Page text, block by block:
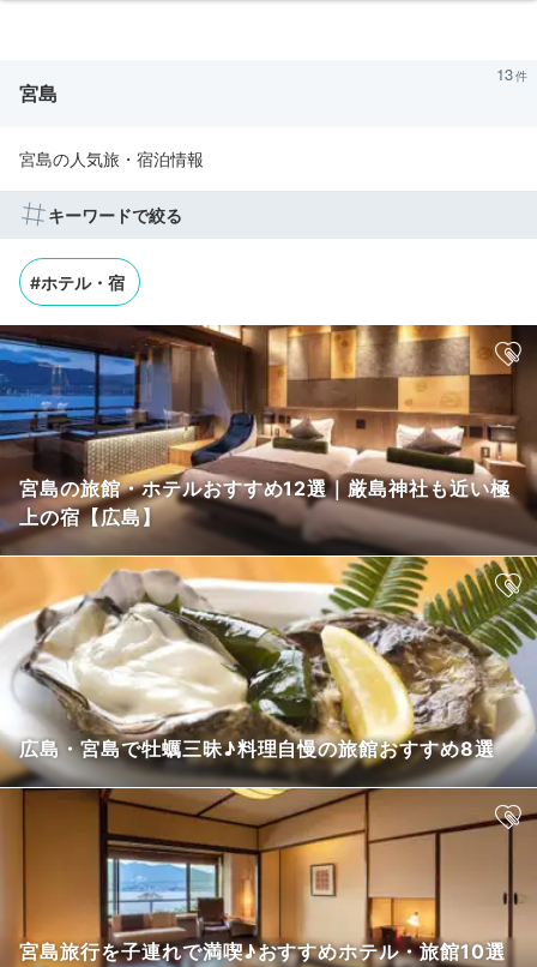
宮島
13
宮島の人気旅・宿泊情報
キーワードで絞る
#ホテル・宿
宮島の旅館・ホテルおすすめ12選｜厳島神社も近い極
上の宿【広島】
広島・宮島で牡蠣三昧♪料理自慢の旅館おすすめ8選
宮島旅行を子連れで満喫♪おすすめホテル・旅館10選